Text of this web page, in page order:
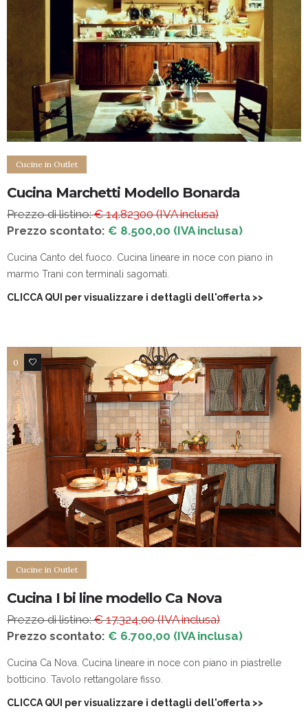
Cucine in Outlet
Cucina Marchetti Modello Bonarda
Prezzo di listino:€ 14.82300 (IVA inclusa)
Prezzo scontato: € 8.500,00 (IVA inclusa)
Cucina Canto del fuoco. Cucina lineare in noce con piano in
marmo Trani con terminali sagomati.
CLICCA QUI per visualizzare i dettagli dell'offerta >>
0 4
Cucine in Outlet
Cucina I bi line modello Ca Nova
Prezzo di listino:€ 17.324,00 (IVA inclusa)
Prezzo scontato: € 6.700,00 (IVA inclusa)
Cucina Ca Nova. Cucina lineare in noce con piano in piastrelle
botticino. Tavolo rettangolare fisso.
CLICCA QUI per visualizzare i dettagli dell'offerta >>